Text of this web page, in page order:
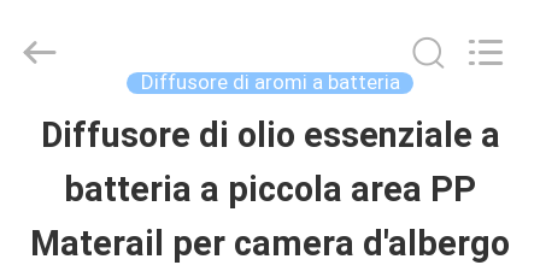
CASA
PRODOTTI
Meter
Diffusore di aromi a batteria
Diffusore di olio essenziale a
batteria a piccola area PP
Materail per camera d'albergo